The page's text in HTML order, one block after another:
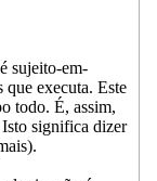
sujeito-em-
que executa. Este
todo. É, assim,
significa dizer